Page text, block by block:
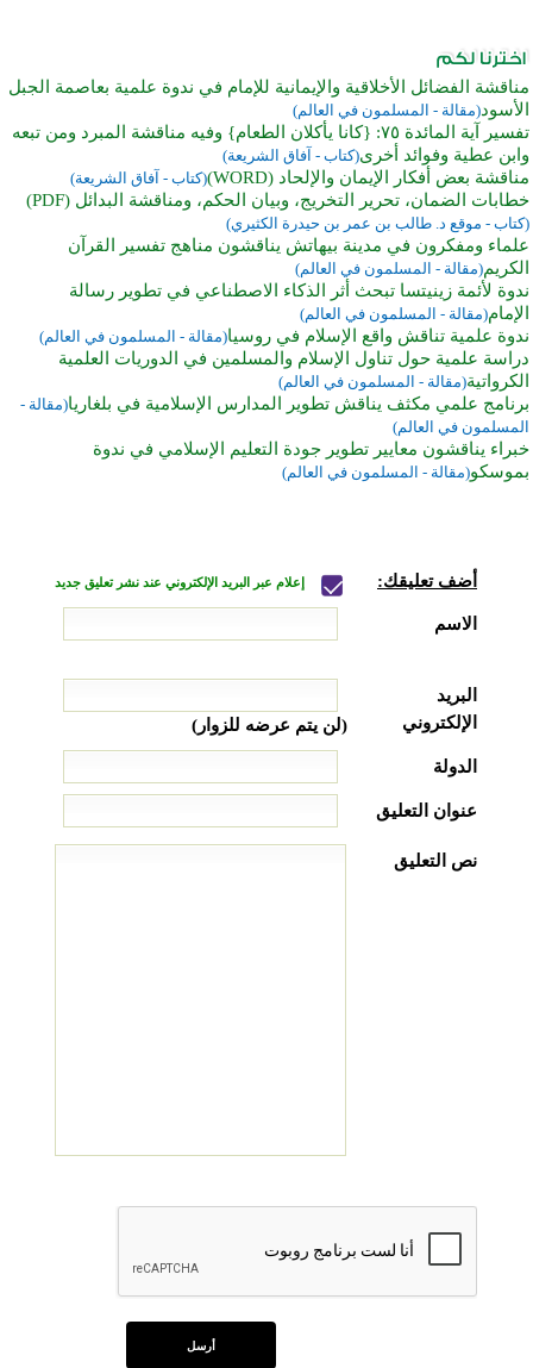
مناقشة الفضائل الأخلاقية والإيمانية للإمام في ندوة علمية بعاصمة الجبل
الأسود(مقالة - المسلمون في العالم)
تفسير آية المائدة ٧٥: {كانا يأكلان الطعام} وفيه مناقشة المبرد ومن تبعه
وابن عطية وفوائد أخرى(كتاب - آفاق الشريعة)
مناقشة بعض أفكار الإيمان والإلحاد (WORD) (كتاب - آفاق الشريعة)
خطابات الضمان، تحرير التخريج، وبيان الحكم، ومناقشة البدائل (PDF)
(كتاب - موقع د. طالب بن عمر بن حيدرة الكثيري)
علماء ومفكرون في مدينة بيهاتش يناقشون مناهج تفسير القرآن
الكريم(مقالة - المسلمون في العالم)
ندوة لأئمة زينيتسا تبحث أثر الذكاء الاصطناعي في تطوير رسالة
الإمام(مقالة - المسلمون في العالم)
ندوة علمية تناقش واقع الإسلام في روسيا(مقالة - المسلمون في العالم)
دراسة علمية حول تناول الإسلام والمسلمين في الدوريات العلمية
الكرواتية(مقالة - المسلمون في العالم)
برنامج علمي مكثف يناقش تطوير المدارس الإسلامية في بلغاريا(مقالة -
المسلمون في العالم)
خبراء يناقشون معايير تطوير جودة التعليم الإسلامي في ندوة
بموسكو(مقالة - المسلمون في العالم)
أضف تعليقك: إعلام عبر البريد الإلكتروني عند نشر تعليق جديد
الاسم
البريد
الإلكتروني
(لن يتم عرضه للزوار)
الدولة
عنوان التعليق
نص التعليق